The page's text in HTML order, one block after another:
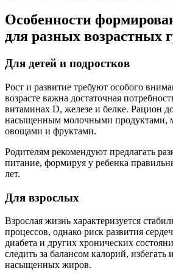
Особенности
для разных возрастных
Для детей и подростков
Рост и развитие требуют особого
возрасте важна достаточная
витаминах D, железе и белке. Рацион
насыщенным молочными продуктами,
овощами и фруктами.
Родителям рекомендуют предлагать
питание, формируя у ребенка
лет.
Для взрослых
Взрослая жизнь характеризуется
процессов, однако риск развития
диабета и других хронических
следить за балансом калорий, избегать
насыщенных жиров.